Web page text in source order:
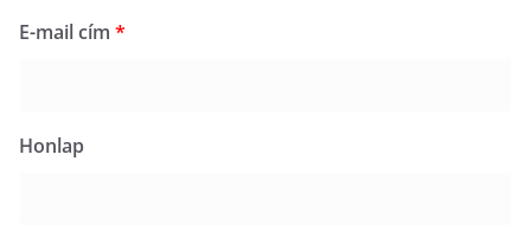
E-mail cím *
Honlap